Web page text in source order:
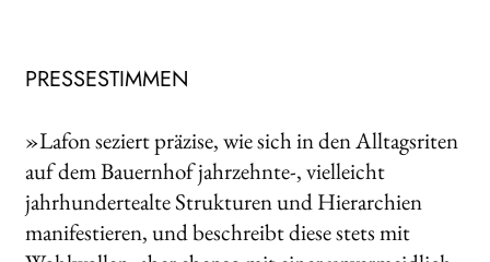
PRESSESTIMMEN
»Lafon seziert präzise, wie sich in den Alltagsriten
auf dem Bauernhof jahrzehnte-, vielleicht
jahrhundertealte Strukturen und Hierarchien
manifestieren, und beschreibt diese stets mit